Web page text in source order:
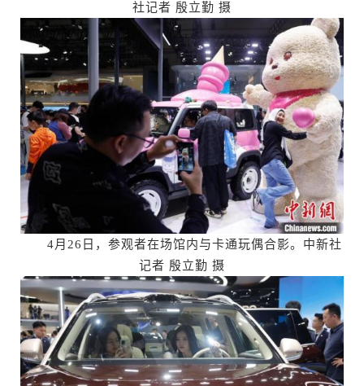
社记者 殷立勤 摄
4月26日，参观者在场馆内与卡通玩偶合影。中新社
记者 殷立勤 摄